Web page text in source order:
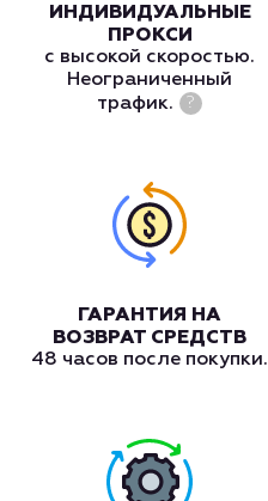
ИНДИВИДУАЛЬНЫЕ
ПРОКСИ
с высокой скоростью.
Неограниченный
трафик.
?
ГАРАНТИЯ НА
ВОЗВРАТ СРЕДСТВ
48 часов после покупки.